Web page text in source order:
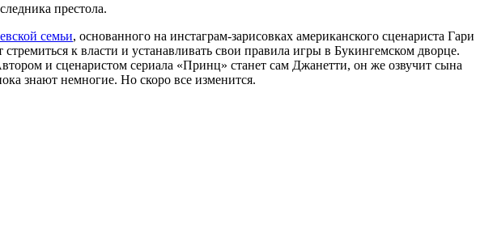
престола.
семьи, основанного на инстаграм-зарисовках американского сценариста Гари
к власти и устанавливать свои правила игры в Букингемском дворце.
и сценаристом сериала «Принц» станет сам Джанетти, он же озвучит сына
знают немногие. Но скоро все изменится.